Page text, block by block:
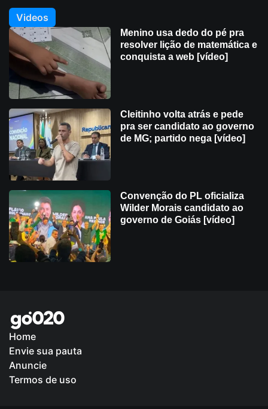
Videos
Menino usa dedo do pé pra
resolver lição de matemática e
conquista a web [vídeo]
Cleitinho volta atrás e pede
pra ser candidato ao governo
de MG; partido nega [vídeo]
Convenção do PL oficializa
Wilder Morais candidato ao
governo de Goiás [vídeo]
Home
Envie sua pauta
Anuncie
Termos de uso